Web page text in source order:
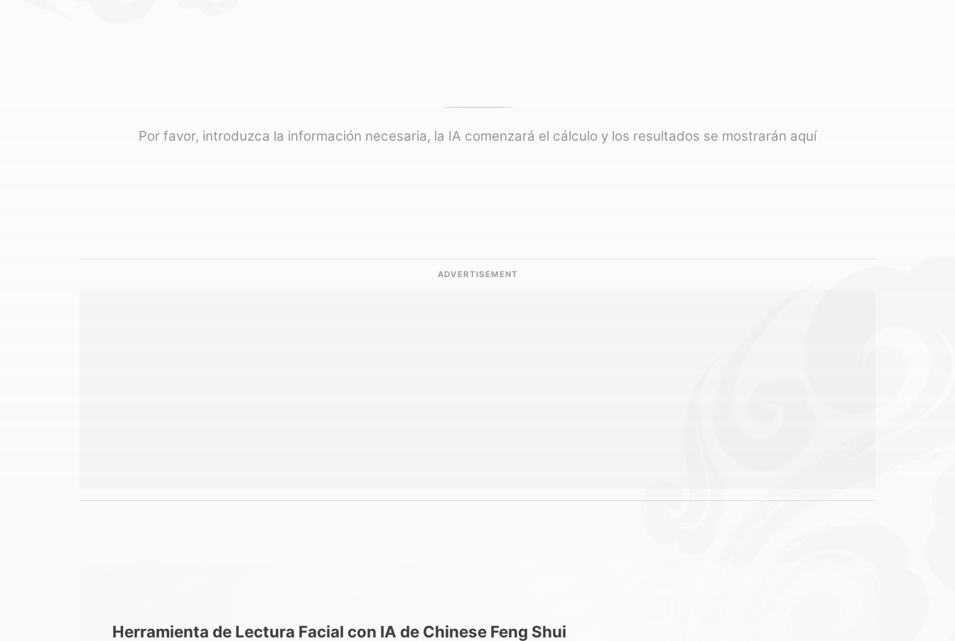
Por favor, introduzca la información necesaria, la IA comenzará el cálculo y los resultados se mostrarán aquí
Herramienta de Lectura Facial con IA de Chinese Feng Shui